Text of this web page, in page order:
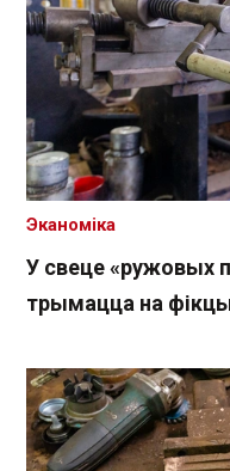
У свеце «ружовых
трымацца на
Эканоміка